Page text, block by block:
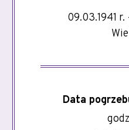
09.03.1941
Data